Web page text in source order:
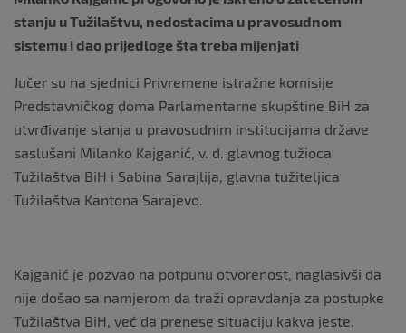
stanju u Tužilaštvu, nedostacima u pravosudnom
sistemu i dao prijedloge šta treba mijenjati
Jučer su na sjednici Privremene istražne komisije
Predstavničkog doma Parlamentarne skupštine BiH za
utvrđivanje stanja u pravosudnim institucijama države
saslušani Milanko Kajganić, v. d. glavnog tužioca
Tužilaštva BiH i Sabina Sarajlija, glavna tužiteljica
Tužilaštva Kantona Sarajevo.
Kajganić je pozvao na potpunu otvorenost, naglasivši da
nije došao sa namjerom da traži opravdanja za postupke
Tužilaštva BiH, već da prenese situaciju kakva jeste.